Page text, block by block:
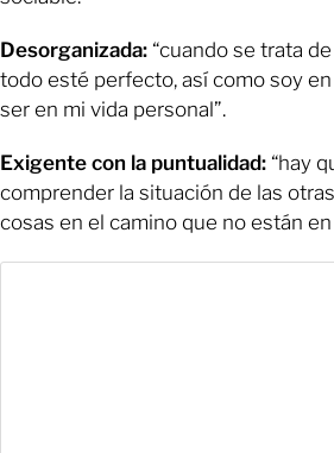
Desorganizada: “cuando se trata
todo esté perfecto, así como soy
ser en mi vida personal”.
Exigente con la puntualidad: “hay
comprender la situación de las
cosas en el camino que no están